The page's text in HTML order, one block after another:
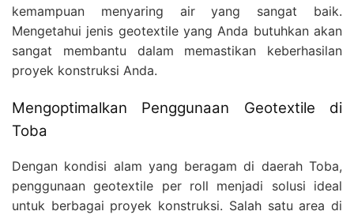
kemampuan menyaring air yang sangat baik.
Mengetahui jenis geotextile yang Anda butuhkan akan
sangat membantu dalam memastikan keberhasilan
proyek konstruksi Anda.
Mengoptimalkan Penggunaan Geotextile di
Toba
Dengan kondisi alam yang beragam di daerah Toba,
penggunaan geotextile per roll menjadi solusi ideal
untuk berbagai proyek konstruksi. Salah satu area di